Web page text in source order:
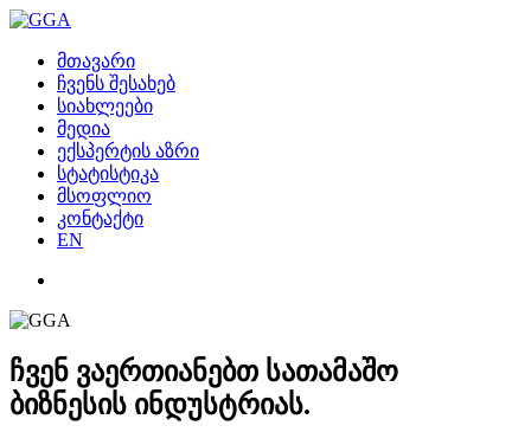
მთავარი
ჩვენს შესახებ
სიახლეები
მედია
ექსპერტის აზრი
სტატისტიკა
მსოფლიო
კონტაქტი
EN
ჩვენ ვაერთიანებთ სათამაშო
ბიზნესის ინდუსტრიას.